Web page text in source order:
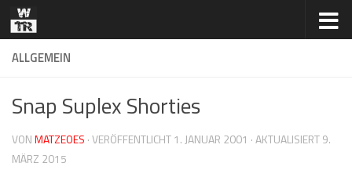
Zum Inhalt springen
ALLGEMEIN
Snap Suplex Shorties
VONMATZEOES · VERÖFFENTLICHT1. JANUAR 2001 · AKTUALISIERT9.
MÄRZ 2015